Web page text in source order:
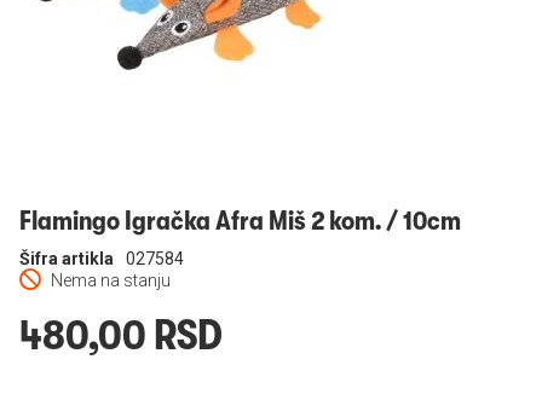
Flamingo Igračka Afra Miš 2 kom. / 10cm
Nema na stanju
Šifra artikla 027584
480,00 RSD